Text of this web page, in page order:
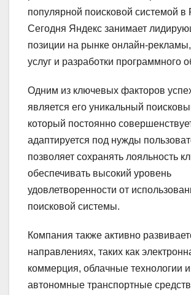
популярной поисковой системой в
Сегодня Яндекс занимает
позиции на рынке онлайн-
услуг и разработки программного
Одним из ключевых факторов
является его уникальный
который постоянно
адаптируется под нужды
позволяет сохранять лояльность
обеспечивать высокий уровень
удовлетворенности от
поисковой системы.
Компания также активно
направлениях, таких как
коммерция, облачные технологии и
автономные транспортные